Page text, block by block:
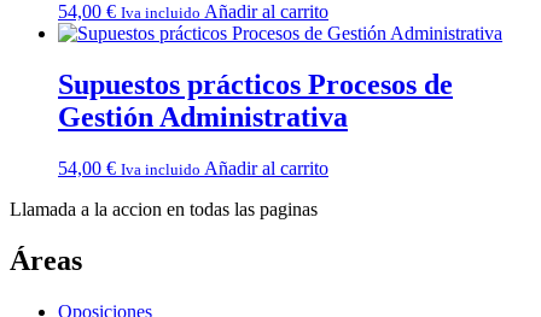
54,00 € Iva incluido Añadir al carrito
Supuestos prácticos Procesos de
Gestión Administrativa
54,00 € Iva incluido Añadir al carrito
Llamada a la accion en todas las paginas
Áreas
Oposiciones